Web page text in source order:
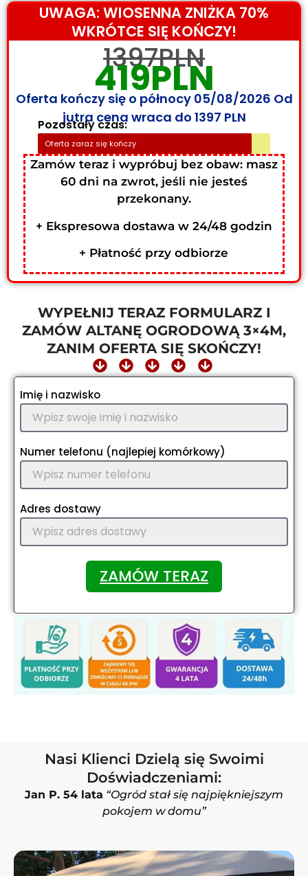
UWAGA: WIOSENNA ZNIŻKA 70%
WKRÓTCE SIĘ KOŃCZY!
1397PLN
419PLN
Oferta kończy się o północy 05/08/2026 Od
jutra cena wraca do 1397 PLN
Pozostały czas:
Oferta zaraz się kończy
Zamów teraz i wypróbuj bez obaw: masz
60 dni na zwrot, jeśli nie jesteś
przekonany.
+ Ekspresowa dostawa w 24/48 godzin
+ Płatność przy odbiorze
WYPEŁNIJ TERAZ FORMULARZ I
ZAMÓW ALTANĘ OGRODOWĄ 3×4M,
ZANIM OFERTA SIĘ SKOŃCZY!
Imię i nazwisko
Numer telefonu (najlepiej komórkowy)
Adres dostawy
ZAMÓW TERAZ
Nasi Klienci Dzielą się Swoimi
Doświadczeniami:
Jan P. 54 lata “Ogród stał się najpiękniejszym
pokojem w domu”